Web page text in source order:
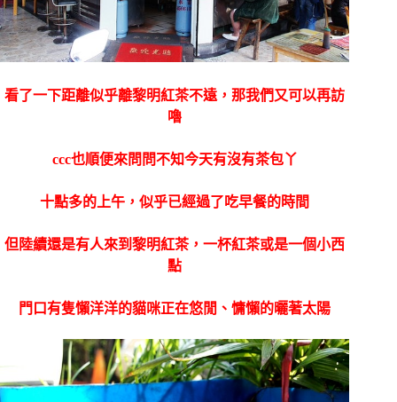
看了一下距離似乎離黎明紅茶不遠，那我們又可以再訪
嚕
ccc也順便來問問不知今天有沒有茶包丫
十點多的上午，似乎已經過了吃早餐的時間
但陸續還是有人來到黎明紅茶，一杯紅茶或是一個小西
點
門口有隻懶洋洋的貓咪正在悠閒、慵懶的曬著太陽